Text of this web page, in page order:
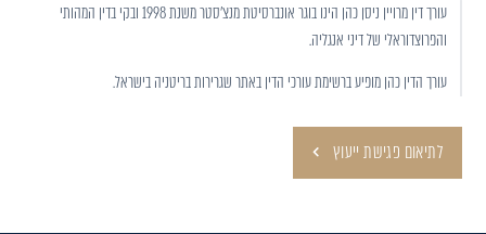
עורך דין מרויין ניסן כהן הינו בוגר אונברסיטת מנצ'סטר משנת 1998 ובקי בדין המהותי
והפרוצדוראלי של דיני אנגליה.
עורך הדין כהן מופיע ברשימת עורכי הדין באתר שגרירות בריטניה בישראל.
לתיאום פגישת ייעוץ